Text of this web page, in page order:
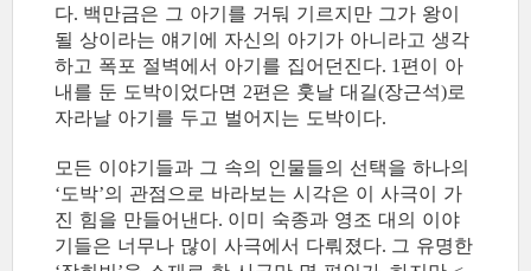
다. 백만금은 그 아기를 거둬 기르지만 그가 왕이
될 상이라는 얘기에 자신의 아기가 아니라고 생각
하고 폭포 절벽에서 아기를 집어던진다. 1 편이 아
내를 둔 도박이었다면 2편은 훗날 대길(장근석)로
자라날 아기를 두고 벌어지는 도박이다.
모든 이야기들과 그 속의 인물들의 선택을 하나의
‘도박’의 관점으로 바라보는 시각은 이 사극이 가
진 힘을 만들어낸다. 이미 숙종과 영조 대의 이야
기들은 너무나 많이 사극에서 다뤄졌다. 그 유명한